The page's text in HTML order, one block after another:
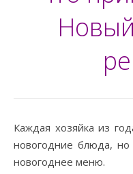
Каждая хозяйка из
новогодние блюда, но
новогоднее меню.